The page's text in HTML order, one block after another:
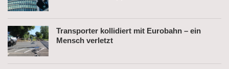
Transporter kollidiert mit Eurobahn – ein
Mensch verletzt